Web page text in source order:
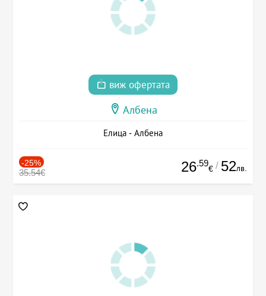
виж офертата
Албена
Елица - Албена
-25%
35.54€ 26.59
€ / 52лв.